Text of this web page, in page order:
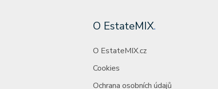
O EstateMIX.
O EstateMIX.cz
Cookies
Ochrana osobních údajů